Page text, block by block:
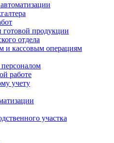
готовой продукции
отдела
и кассовым операциям
персоналом
работе
учету
участка